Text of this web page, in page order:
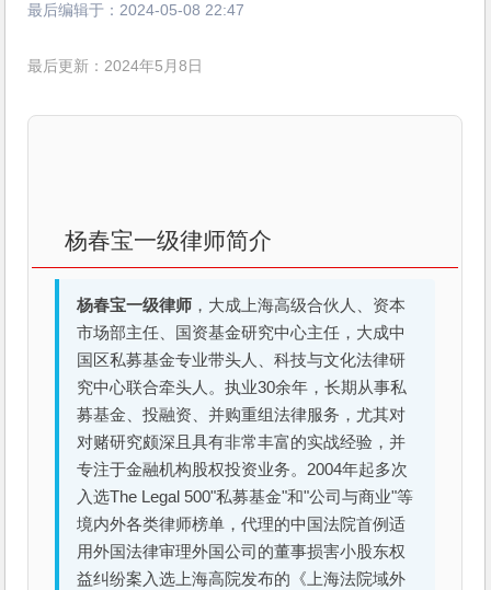
最后编辑于： 2024-05-08 22:47
最后更新：2024年5月8日
杨春宝一级律师简介
杨春宝一级律师 ，大成上海高级合伙人、资本
市场部主任、国资基金研究中心主任，大成中
国区私募基金专业带头人、科技与文化法律研
究中心联合牵头人。执业30余年，长期从事私
募基金、投融资、并购重组法律服务，尤其对
对赌研究颇深且具有非常丰富的实战经验，并
专注于金融机构股权投资业务。2004年起多次
入选The Legal 500"私募基金"和"公司与商业"等
境内外各类律师榜单，代理的中国法院首例适
用外国法律审理外国公司的董事损害小股东权
益纠纷案入选上海高院发布的《上海法院域外